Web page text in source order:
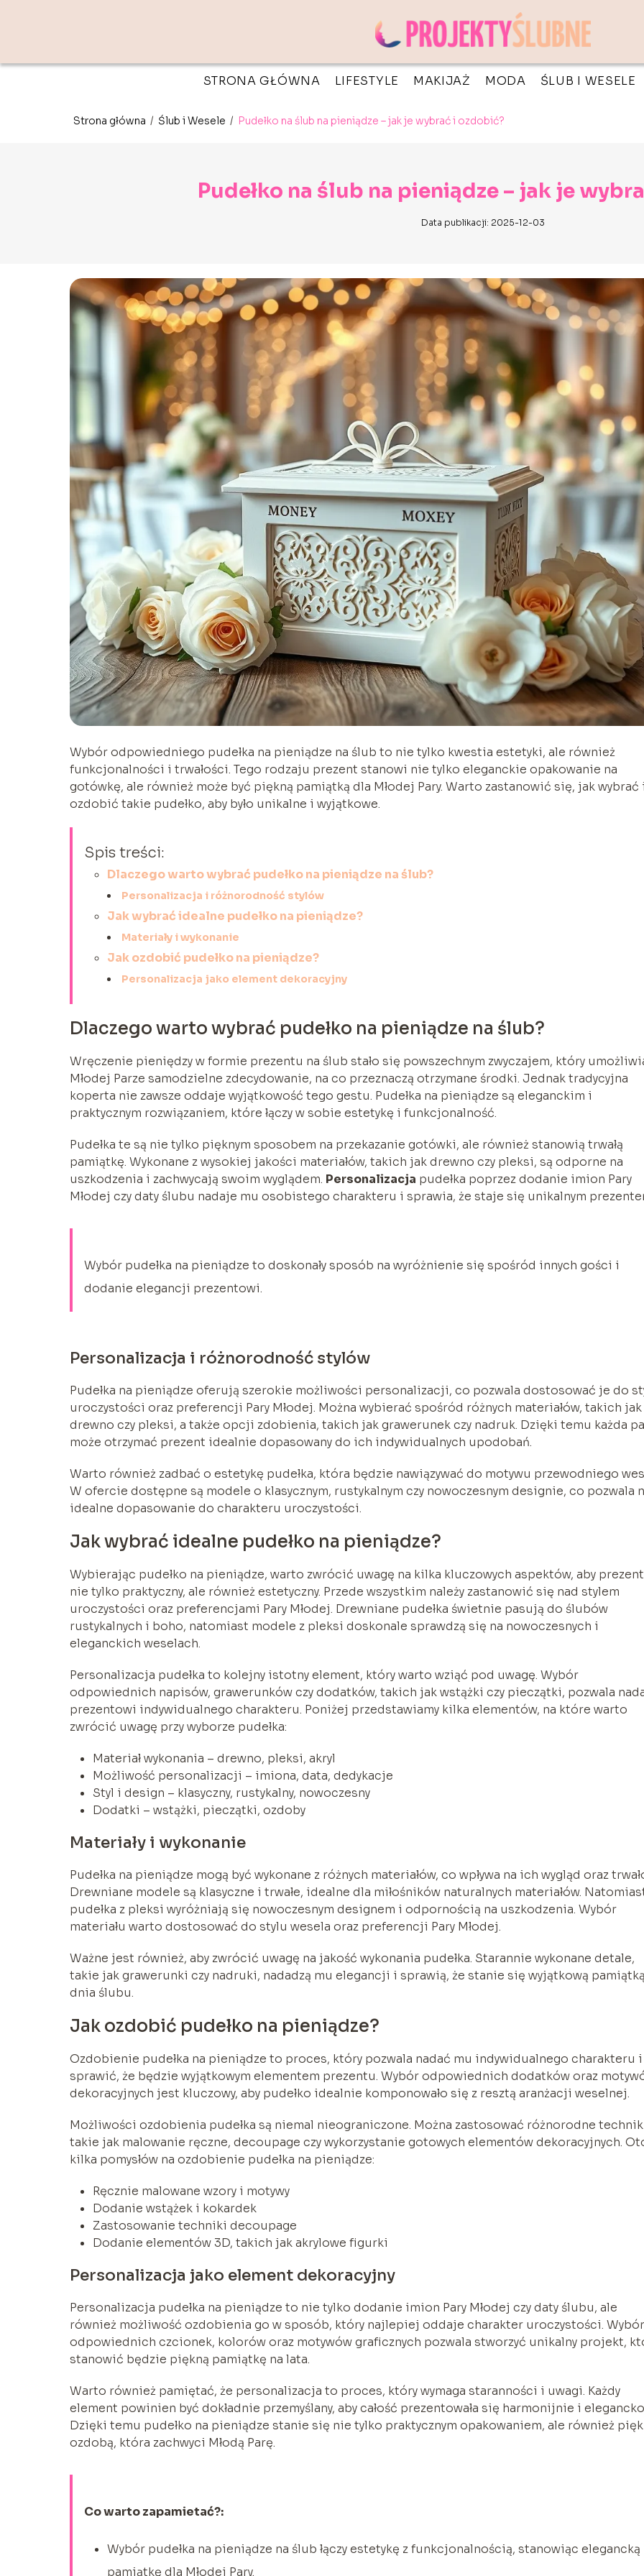
STRONA GŁÓWNA LIFESTYLE MAKIJAŻ MODA ŚLUB I WESELE
Strona główna / Ślub i Wesele / Pudełko na ślub na pieniądze – jak je wybrać i ozdobić?
Pudełko na ślub na pieniądze – jak je
Data publikacji: 2025-12-03
Wybór odpowiedniego pudełka na pieniądze na ślub to nie tylko kwestia estetyki, ale również
funkcjonalności i trwałości. Tego rodzaju prezent stanowi nie tylko eleganckie opakowanie na
gotówkę, ale również może być piękną pamiątką dla Młodej Pary. Warto zastanowić się, jak wybrać
ozdobić takie pudełko, aby było unikalne i wyjątkowe.
Spis treści:
Dlaczego warto wybrać pudełko na pieniądze na ślub?
Personalizacja i różnorodność stylów
Jak wybrać idealne pudełko na pieniądze?
Materiały i wykonanie
Jak ozdobić pudełko na pieniądze?
Personalizacja jako element dekoracyjny
Dlaczego warto wybrać pudełko na pieniądze na ślub?
Wręczenie pieniędzy w formie prezentu na ślub stało się powszechnym zwyczajem, który
Młodej Parze samodzielne zdecydowanie, na co przeznaczą otrzymane środki. Jednak tradycyjna
koperta nie zawsze oddaje wyjątkowość tego gestu. Pudełka na pieniądze są eleganckim i
praktycznym rozwiązaniem, które łączy w sobie estetykę i funkcjonalność.
Pudełka te są nie tylko pięknym sposobem na przekazanie gotówki, ale również stanowią trwałą
pamiątkę. Wykonane z wysokiej jakości materiałów, takich jak drewno czy pleksi, są odporne na
uszkodzenia i zachwycają swoim wyglądem. Personalizacja pudełka poprzez dodanie imion Pary
Młodej czy daty ślubu nadaje mu osobistego charakteru i sprawia, że staje się unikalnym
Wybór pudełka na pieniądze to doskonały sposób na wyróżnienie się spośród innych gości i
dodanie elegancji prezentowi.
Personalizacja i różnorodność stylów
Pudełka na pieniądze oferują szerokie możliwości personalizacji, co pozwala dostosować je do
uroczystości oraz preferencji Pary Młodej. Można wybierać spośród różnych materiałów, takich jak
drewno czy pleksi, a także opcji zdobienia, takich jak grawerunek czy nadruk. Dzięki temu każda
może otrzymać prezent idealnie dopasowany do ich indywidualnych upodobań.
Warto również zadbać o estetykę pudełka, która będzie nawiązywać do motywu przewodniego
W ofercie dostępne są modele o klasycznym, rustykalnym czy nowoczesnym designie, co pozwala
idealne dopasowanie do charakteru uroczystości.
Jak wybrać idealne pudełko na pieniądze?
Wybierając pudełko na pieniądze, warto zwrócić uwagę na kilka kluczowych aspektów, aby prezent
nie tylko praktyczny, ale również estetyczny. Przede wszystkim należy zastanowić się nad stylem
uroczystości oraz preferencjami Pary Młodej. Drewniane pudełka świetnie pasują do ślubów
rustykalnych i boho, natomiast modele z pleksi doskonale sprawdzą się na nowoczesnych i
eleganckich weselach.
Personalizacja pudełka to kolejny istotny element, który warto wziąć pod uwagę. Wybór
odpowiednich napisów, grawerunków czy dodatków, takich jak wstążki czy pieczątki, pozwala
prezentowi indywidualnego charakteru. Poniżej przedstawiamy kilka elementów, na które warto
zwrócić uwagę przy wyborze pudełka:
Materiał wykonania – drewno, pleksi, akryl
Możliwość personalizacji – imiona, data, dedykacje
Styl i design – klasyczny, rustykalny, nowoczesny
Dodatki – wstążki, pieczątki, ozdoby
Materiały i wykonanie
Pudełka na pieniądze mogą być wykonane z różnych materiałów, co wpływa na ich wygląd oraz
Drewniane modele są klasyczne i trwałe, idealne dla miłośników naturalnych materiałów.
pudełka z pleksi wyróżniają się nowoczesnym designem i odpornością na uszkodzenia. Wybór
materiału warto dostosować do stylu wesela oraz preferencji Pary Młodej.
Ważne jest również, aby zwrócić uwagę na jakość wykonania pudełka. Starannie wykonane detale,
takie jak grawerunki czy nadruki, nadadzą mu elegancji i sprawią, że stanie się wyjątkową
dnia ślubu.
Jak ozdobić pudełko na pieniądze?
Ozdobienie pudełka na pieniądze to proces, który pozwala nadać mu indywidualnego charakteru i
sprawić, że będzie wyjątkowym elementem prezentu. Wybór odpowiednich dodatków oraz
dekoracyjnych jest kluczowy, aby pudełko idealnie komponowało się z resztą aranżacji weselnej.
Możliwości ozdobienia pudełka są niemal nieograniczone. Można zastosować różnorodne
takie jak malowanie ręczne, decoupage czy wykorzystanie gotowych elementów dekoracyjnych.
kilka pomysłów na ozdobienie pudełka na pieniądze:
Ręcznie malowane wzory i motywy
Dodanie wstążek i kokardek
Zastosowanie techniki decoupage
Dodanie elementów 3D, takich jak akrylowe figurki
Personalizacja jako element dekoracyjny
Personalizacja pudełka na pieniądze to nie tylko dodanie imion Pary Młodej czy daty ślubu, ale
również możliwość ozdobienia go w sposób, który najlepiej oddaje charakter uroczystości. Wybór
odpowiednich czcionek, kolorów oraz motywów graficznych pozwala stworzyć unikalny projekt,
stanowić będzie piękną pamiątkę na lata.
Warto również pamiętać, że personalizacja to proces, który wymaga staranności i uwagi. Każdy
element powinien być dokładnie przemyślany, aby całość prezentowała się harmonijnie i
Dzięki temu pudełko na pieniądze stanie się nie tylko praktycznym opakowaniem, ale również
ozdobą, która zachwyci Młodą Parę.
Co warto zapamietać?:
Wybór pudełka na pieniądze na ślub łączy estetykę z funkcjonalnością, stanowiąc elegancką
pamiątkę dla Młodej Pary.